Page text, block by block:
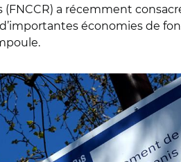
a récemment
économies de